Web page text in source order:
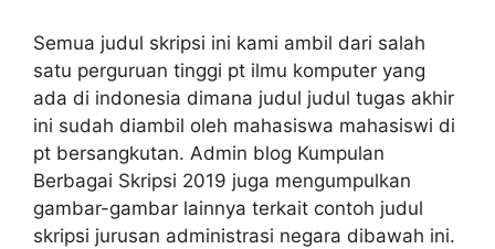
Semua judul skripsi ini kami ambil dari salah
satu perguruan tinggi pt ilmu komputer yang
ada di indonesia dimana judul judul tugas akhir
ini sudah diambil oleh mahasiswa mahasiswi di
pt bersangkutan. Admin blog Kumpulan
Berbagai Skripsi 2019 juga mengumpulkan
gambar-gambar lainnya terkait contoh judul
skripsi jurusan administrasi negara dibawah ini.